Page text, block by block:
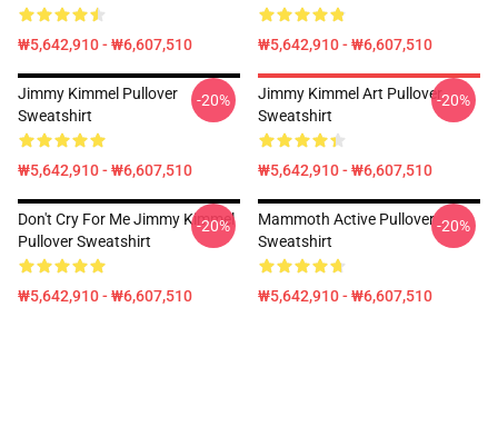
₩5,642,910 - ₩6,607,510 ₩5,642,910 - ₩6,607,510
Jimmy Kimmel Pullover
Sweatshirt
₩5,642,910 - ₩6,607,510
-20%
Jimmy Kimmel Art Pullover
Sweatshirt
₩5,642,910 - ₩6,607,510
-20%
Don't Cry For Me Jimmy Kimmel
Pullover Sweatshirt
₩5,642,910 - ₩6,607,510
-20%
Mammoth Active Pullover
Sweatshirt
₩5,642,910 - ₩6,607,510
-20%